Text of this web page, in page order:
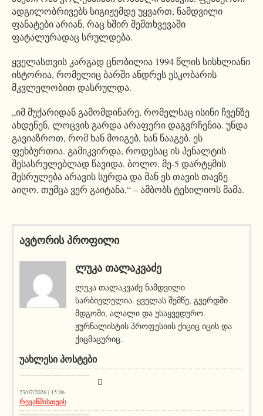
ადგილობრივებს სიგიჟემდე უყვართ, ნამდვილი
ფანატები არიან, რაც ხშირ შემთხვევაში
ფატალურადაც სრულდება.
ყველასთვის კარგად ცნობილია 1994 წლის სისხლიანი
ისტორია, რომელიც ბარში ანდრეს ესკობარის
მკვლელობით დასრულდა.
„იმ მუქარიდან გამომდინარე, რომელსაც ისინი ჩვენზე
ახდენენ, ლოცვის გარდა არაფერი დაგვრჩენია. უნდა
გავიაზროთ, რომ ხან მოიგებ, ხან წააგებ. ეს
ფეხბურთია. გამიკვირდა, როდესაც ის პენალტის
შესასრულებლად წავიდა. ბოლო, მე-5 დარტყმის
შესრულება არავის სურდა და მან ეს თავის თავზე
აიღო, თუმცა ვერ გაიტანა,“ – ამბობს ტესილიოს მამა.
ავტორის პროფილი
ᲚᲣᲙᲐ ᲗᲐᲚᲐᲙᲕᲐᲫᲔ
ლუკა თალაკვაძე ნამდვილი
სარბიელელია. ყველას შემწე, გვერდში
მდგომი, ალალი და უსაყვედურო.
ჟურნალისტის პროფესიის ქიციც იცის და
ქიცმაცურიც.
ᲣᲐᲮᲚᲔᲡᲘ ᲞᲝᲡᲢᲔᲑᲘ
23/07/2026 | 15:06
რევანშისთვის
მთავარი ამბავი